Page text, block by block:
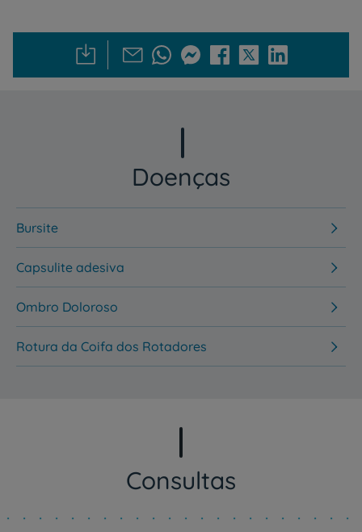
Doenças
Bursite
Capsulite adesiva
Ombro Doloroso
Rotura da Coifa dos Rotadores
Consultas